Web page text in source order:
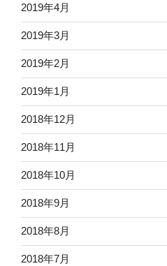
2019年4月
2019年3月
2019年2月
2019年1月
2018年12月
2018年11月
2018年10月
2018年9月
2018年8月
2018年7月